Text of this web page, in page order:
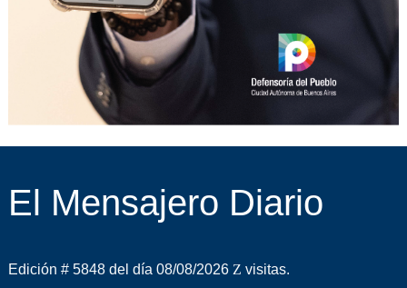
El Mensajero Diario
Edición # 5848 del día 08/08/2026 visitas.